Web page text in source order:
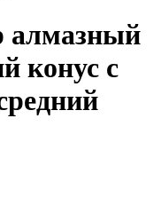
алмазный
конус с